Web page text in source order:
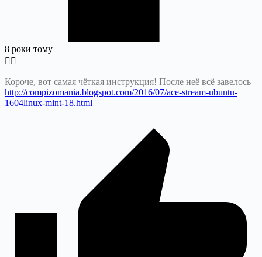
8 роки тому
Короче, вот самая чёткая инструкция! После неё всё завелось
http://compizomania.blogspot.com/2016/07/ace-stream-ubuntu-
1604linux-mint-18.html